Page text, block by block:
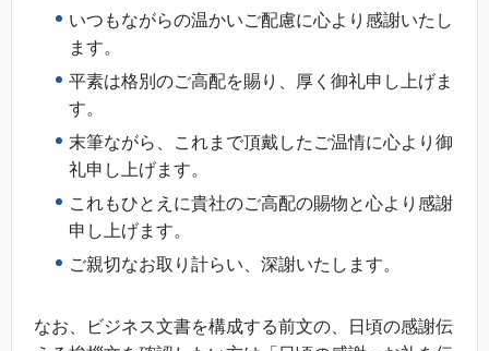
いつもながらの温かいご配慮に心より感謝いたし
ます。
平素は格別のご高配を賜り、厚く御礼申し上げま
す。
末筆ながら、これまで頂戴したご温情に心より御
礼申し上げます。
これもひとえに貴社のご高配の賜物と心より感謝
申し上げます。
ご親切なお取り計らい、深謝いたします。
なお、ビジネス文書を構成する前文の、日頃の感謝伝